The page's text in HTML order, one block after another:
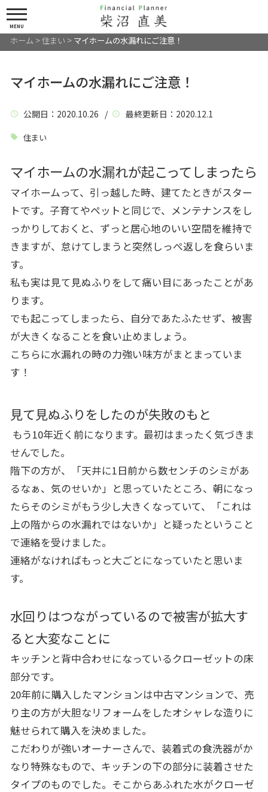
MENU
ホーム >住まい> マイホームの水漏れにご注意！
マイホームの水漏れにご注意！
公開日 ：2020.10.26 / 最終更新日 ：2020.12.1
住まい
マイホームの水漏れが起こってしまったら
マイホームって、引っ越した時、建てたときがスター
トです。子育てやペットと同じで、メンテナンスをし
っかりしておくと、ずっと居心地のいい空間を維持で
きますが、怠けてしまうと突然しっぺ返しを食らいま
す。
私も実は見て見ぬふりをして痛い目にあったことがあ
ります。
でも起こってしまったら、自分であたふたせず、被害
が大きくなることを食い止めましょう。
こちらに水漏れの時の力強い味方がまとまっていま
す！
見て見ぬふりをしたのが失敗のもと
もう10年近く前になります。最初はまったく気づきま
せんでした。
階下の方が、「天井に1日前から数センチのシミがあ
るなぁ、気のせいか」と思っていたところ、朝になっ
たらそのシミがもう少し大きくなっていて、「これは
上の階からの水漏れではないか」と疑ったということ
で連絡を受けました。
連絡がなければもっと大ごとになっていたと思いま
す。
水回りはつながっているので被害が拡大す
ると大変なことに
キッチンと背中合わせになっているクローゼットの床
部分です。
20年前に購入したマンションは中古マンションで、売
り主の方が大胆なリフォームをしたオシャレな造りに
魅せられて購入を決めました。
こだわりが強いオーナーさんで、装着式の食洗器がか
なり特殊なもので、キッチンの下の部分に装着させた
タイプのものでした。そこからあふれた水がクローゼ